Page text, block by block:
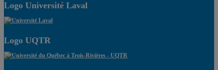
Logo Université Laval
Logo UQTR